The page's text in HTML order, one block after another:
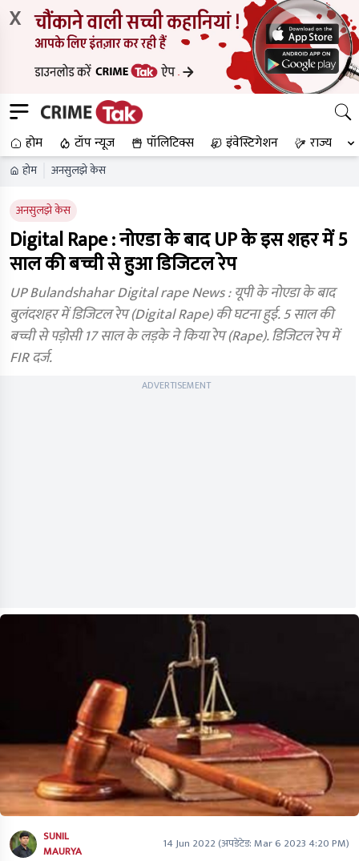
X
होम टॉप न्यूज पॉलिटिक्स इंवेस्टिगेशन राज्य
होम अनसुलझे केस
अनसुलझे केस
Digital Rape : नोएडा के बाद UP के इस शहर में 5
साल की बच्ची से हुआ डिजिटल रेप
UP Bulandshahar Digital rape News : यूपी के नोएडा के बाद
बुलंदशहर में डिजिटल रेप (Digital Rape) की घटना हुई. 5 साल की
बच्ची से पड़ोसी 17 साल के लड़के ने किया रेप (Rape). डिजिटल रेप में
FIR दर्ज.
ADVERTISEMENT
SUNIL
MAURYA
14 Jun 2022(अपडेटेड:Mar 6 2023 4:20 PM)